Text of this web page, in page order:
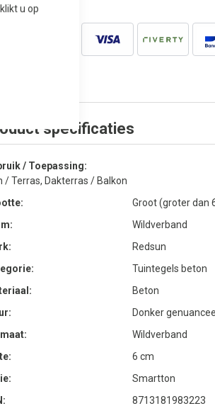
u op
specificaties
/ Toepassing
/ Terras, Dakterras / Balkon
Groot (groter dan
Wildverband
Redsun
Tuintegels beton
Beton
Donker
Wildverband
6 cm
Smartton
8713181983223